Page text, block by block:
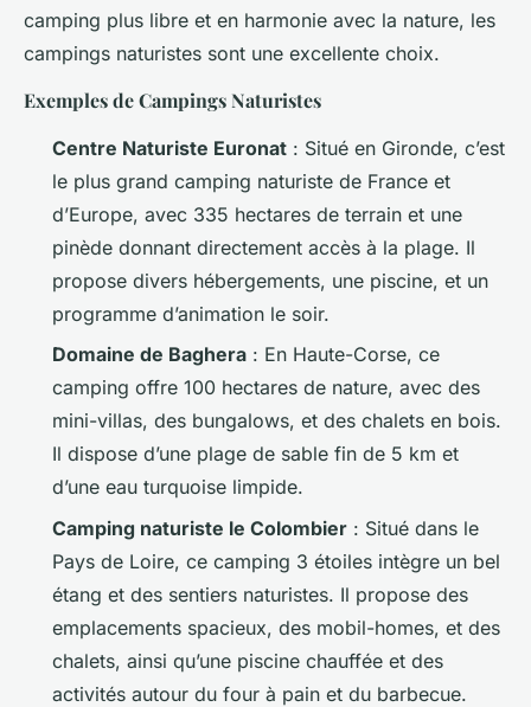
camping plus libre et en harmonie avec la nature, les
campings naturistes sont une excellente choix.
Exemples de Campings Naturistes
Centre Naturiste Euronat : Situé en Gironde, c’est
le plus grand camping naturiste de France et
d’Europe, avec 335 hectares de terrain et une
pinède donnant directement accès à la plage. Il
propose divers hébergements, une piscine, et un
programme d’animation le soir.
Domaine de Baghera : En Haute-Corse, ce
camping offre 100 hectares de nature, avec des
mini-villas, des bungalows, et des chalets en bois.
Il dispose d’une plage de sable fin de 5 km et
d’une eau turquoise limpide.
Camping naturiste le Colombier : Situé dans le
Pays de Loire, ce camping 3 étoiles intègre un bel
étang et des sentiers naturistes. Il propose des
emplacements spacieux, des mobil-homes, et des
chalets, ainsi qu’une piscine chauffée et des
activités autour du four à pain et du barbecue.